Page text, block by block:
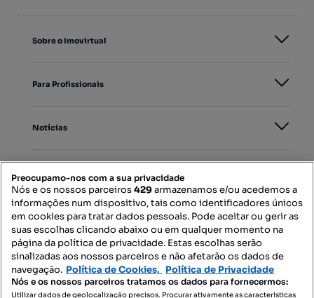
Sobre o Imovirtual
Para Profissionais
Notícias
Mapa do Site
Contacte-nos
Preocupamo-nos com a sua privacidade
Nós e os nossos parceiros429armazenamos e/ou acedemos a
informações num dispositivo, tais como identificadores únicos
em cookies para tratar dados pessoais. Pode aceitar ou gerir as
suas escolhas clicando abaixo ou em qualquer momento na
página da política de privacidade. Estas escolhas serão
sinalizadas aos nossos parceiros e não afetarão os dados de
navegação. Política de Cookies, Política de Privacidade
Nós e os nossos parceiros tratamos os dados para fornecermos:
Utilizar dados de geolocalização precisos. Procurar ativamente as características